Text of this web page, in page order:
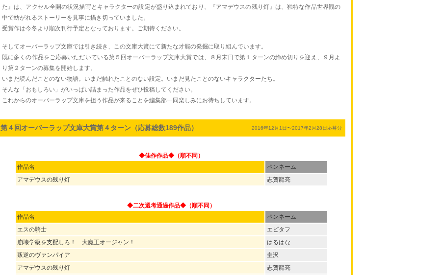
た』は、アクセル全開の状況描写とキャラクターの設定が盛り込まれており、『アマデウスの残り灯』は、独特な作品世界観の
中で紡がれるストーリーを見事に描き切っていました。
受賞作は今冬より順次刊行予定となっております。ご期待ください。
そしてオーバーラップ文庫では引き続き、この文庫大賞にて新たな才能の発掘に取り組んでいます。
既に多くの作品をご応募いただいている第５回オーバーラップ文庫大賞では、８月末日で第１ターンの締め切りを迎え、９月よ
り第２ターンの募集を開始します。
いまだ読んだことのない物語。いまだ触れたことのない設定。いまだ見たことのないキャラクターたち。
そんな「おもしろい」がいっぱい詰まった作品をぜひ投稿してください。
これからのオーバーラップ文庫を担う作品が来ることを編集部一同楽しみにお待ちしています。
第４回オーバーラップ文庫大賞第４ターン（応募総数189作品） 2016年12月1日〜2017年2月28日応募分
◆佳作作品◆（順不同）
作品名
ペンネーム
アマデウスの残り灯
志賀龍亮
◆二次選考通過作品◆（順不同）
作品名
ペンネーム
エスの騎士
エピタフ
崩壊学級を支配しろ！ 大魔王オージャン！
はるはな
叛逆のヴァンパイア
圭沢
アマデウスの残り灯
志賀龍亮